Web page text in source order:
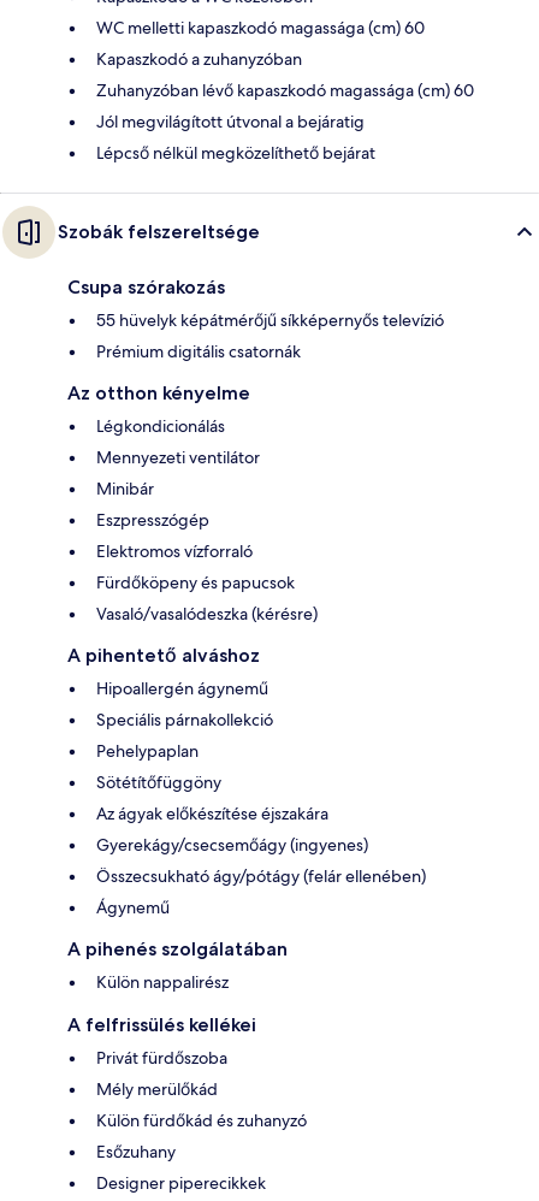
WC melletti kapaszkodó magassága (cm) 60
Kapaszkodó a zuhanyzóban
Zuhanyzóban lévő kapaszkodó magassága (cm) 60
Jól megvilágított útvonal a bejáratig
Lépcső nélkül megközelíthető bejárat
Szobák felszereltsége
Csupa szórakozás
55 hüvelyk képátmérőjű síkképernyős televízió
Prémium digitális csatornák
Az otthon kényelme
Légkondicionálás
Mennyezeti ventilátor
Minibár
Eszpresszógép
Elektromos vízforraló
Fürdőköpeny és papucsok
Vasaló/vasalódeszka (kérésre)
A pihentető alváshoz
Hipoallergén ágynemű
Speciális párnakollekció
Pehelypaplan
Sötétítőfüggöny
Az ágyak előkészítése éjszakára
Gyerekágy/csecsemőágy (ingyenes)
Összecsukható ágy/pótágy (felár ellenében)
Ágynemű
A pihenés szolgálatában
Külön nappalirész
A felfrissülés kellékei
Privát fürdőszoba
Mély merülőkád
Külön fürdőkád és zuhanyzó
Esőzuhany
Designer piperecikkek